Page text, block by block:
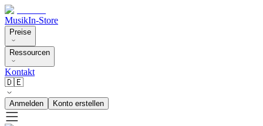
MusikIn-Store
Preise
Ressourcen
Kontakt
🇩🇪
Anmelden Konto erstellen